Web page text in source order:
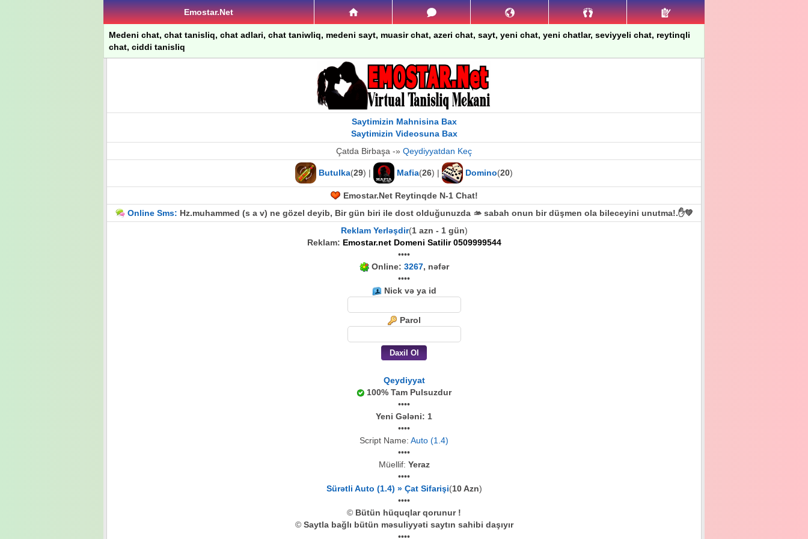
Emostar.Net
Medeni chat, chat tanisliq, chat adlari, chat taniwliq, medeni sayt, muasir chat, azeri chat, sayt, yeni chat, yeni chatlar, seviyyeli chat, reytinqli
chat, ciddi tanisliq
Saytimizin Mahnisina Bax
Saytimizin Videosuna Bax
Çatda Birbaşa -» Qeydiyyatdan Keç
Butulka(29) | Mafia(26) | Domino(20)
Emostar.Net Reytinqde N-1 Chat!
Online Sms: Hz.muhammed (s a v) ne gözel deyib, Bir gün biri ile dost olduğunuzda 🫴 sabah onun bir düşmen ola bileceyini unutma!.✋️💚
Reklam Yerləşdir(1 azn - 1 gün)
Reklam: Emostar.net Domeni Satilir 0509999544
••••
Online: 3267, nəfər
••••
Nick və ya id
Parol
Qeydiyyat
100% Tam Pulsuzdur
••••
Yeni Gələni: 1
••••
Script Name: Auto (1.4)
••••
Müellif: Yeraz
••••
Sürətli Auto (1.4) » Çat Sifarişi(10 Azn)
••••
© Bütün hüquqlar qorunur !
© Saytla bağlı bütün məsuliyyəti saytın sahibi daşıyır
••••